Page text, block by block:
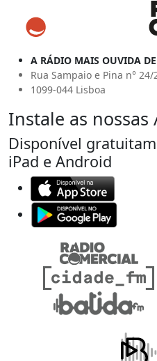
A RÁDIO MAIS OUVIDA
Rua Sampaio e Pina n° 24/
1099-044 Lisboa
Instale as nossas
Disponível
iPad e Android